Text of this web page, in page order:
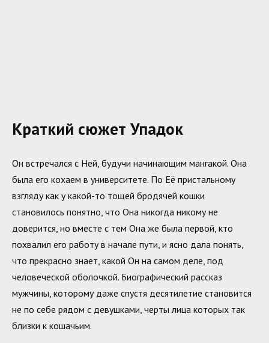
Краткий сюжет Упадок
Он встречался с Ней, будучи начинающим мангакой. Она
была его кохаем в университете. По Её пристальному
взгляду как у какой-то тощей бродячей кошки
становилось понятно, что Она никогда никому не
доверится, но вместе с тем Она же была первой, кто
похвалил его работу в начале пути, и ясно дала понять,
что прекрасно знает, какой Он на самом деле, под
человеческой оболочкой. Биографический рассказ
мужчины, которому даже спустя десятилетие становится
не по себе рядом с девушками, черты лица которых так
близки к кошачьим.